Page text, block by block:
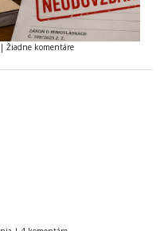
| Žiadne komentáre